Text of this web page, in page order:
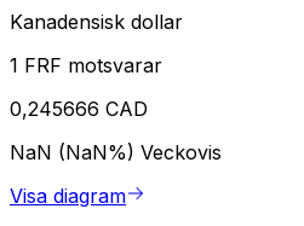
Kanadensisk dollar
1 FRF motsvarar
0,245666 CAD
NaN (NaN%) Veckovis
Visa diagram